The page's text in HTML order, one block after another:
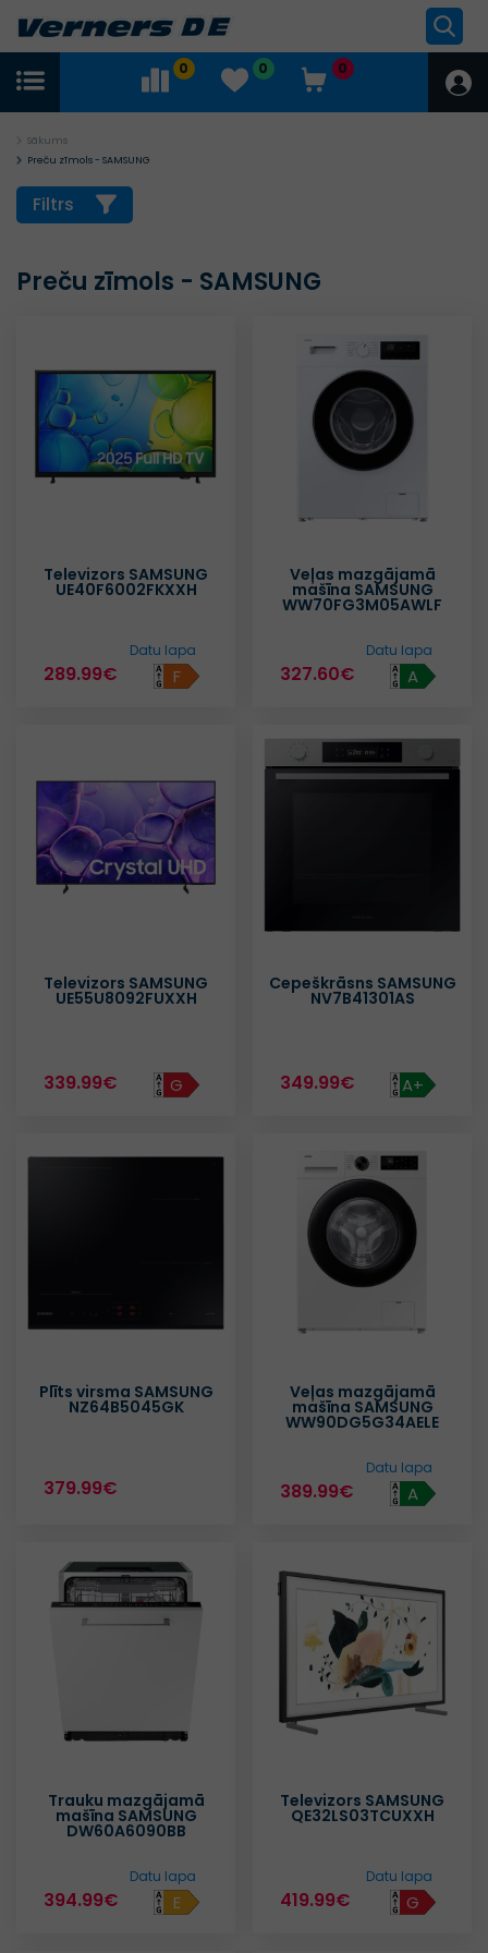
0 0 0
Sākums
Preču zīmols - SAMSUNG
Filtrs
Preču zīmols - SAMSUNG
Televizors SAMSUNG
UE40F6002FKXXH
289.99€ F
Datu lapa
Veļas mazgājamā
mašīna SAMSUNG
WW70FG3M05AWLF
327.60€ A
Datu lapa
Televizors SAMSUNG
UE55U8092FUXXH
339.99€ G
Cepeškrāsns SAMSUNG
NV7B41301AS
349.99€ A+
Plīts virsma SAMSUNG
NZ64B5045GK
379.99€
Veļas mazgājamā
mašīna SAMSUNG
WW90DG5G34AELE
389.99€ A
Datu lapa
Trauku mazgājamā
mašīna SAMSUNG
DW60A6090BB
394.99€ E
Datu lapa
Televizors SAMSUNG
QE32LS03TCUXXH
419.99€ G
Datu lapa